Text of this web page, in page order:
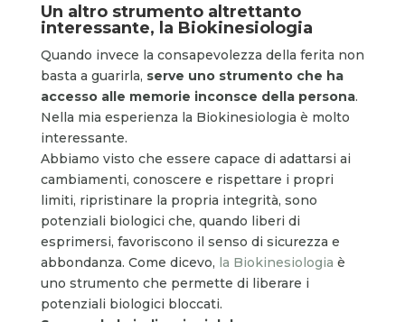
Un altro strumento altrettanto
interessante, la Biokinesiologia
Quando invece la consapevolezza della ferita non
basta a guarirla, serve uno strumento che ha
accesso alle memorie inconsce della persona.
Nella mia esperienza la Biokinesiologia è molto
interessante.
Abbiamo visto che essere capace di adattarsi ai
cambiamenti, conoscere e rispettare i propri
limiti, ripristinare la propria integrità, sono
potenziali biologici che, quando liberi di
esprimersi, favoriscono il senso di sicurezza e
abbondanza. Come dicevo, la Biokinesiologia è
uno strumento che permette di liberare i
potenziali biologici bloccati.